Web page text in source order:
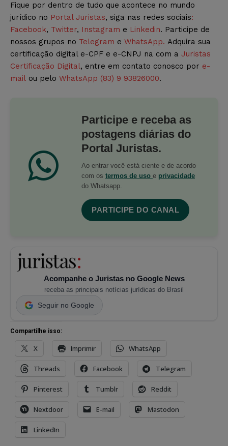
Fique por dentro de tudo que acontece no mundo
jurídico no Portal Juristas, siga nas redes sociais:
Facebook, Twitter, Instagram e Linkedin. Participe de
nossos grupos no Telegram e WhatsApp. Adquira sua
certificação digital e-CPF e e-CNPJ na com a Juristas
Certificação Digital, entre em contato conosco por e-
mail ou pelo WhatsApp (83) 9 93826000.
Participe e receba as
postagens diárias do
Portal Juristas.
Ao entrar você está ciente e de acordo
com os termos de uso e privacidade
do Whatsapp.
PARTICIPE DO CANAL
Acompanhe o Juristas no Google News
receba as principais notícias jurídicas do Brasil
Seguir no Google
Compartilhe isso:
X Imprimir WhatsApp
Threads Facebook Telegram
Pinterest Tumblr Reddit
Nextdoor E-mail Mastodon
LinkedIn